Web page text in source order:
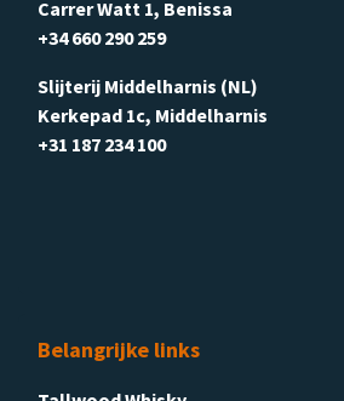
Carrer Watt 1, Benissa
+34 660 290 259
Slijterij Middelharnis (NL)
Kerkepad 1c, Middelharnis
+31 187 234 100
Belangrijke links